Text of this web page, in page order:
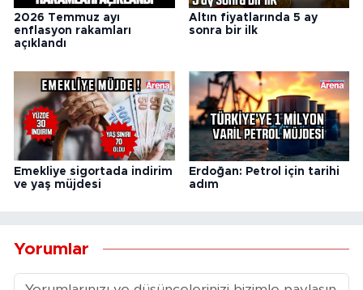
2026 Temmuz ayı
enflasyon rakamları
açıklandı
Altın fiyatlarında 5 ay
sonra bir ilk
Emekliye sigortada indirim
ve yaş müjdesi
Erdoğan: Petrol için tarihi
adım
Yorumlar